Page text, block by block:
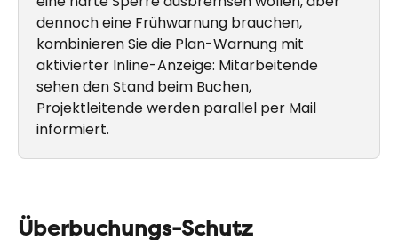
dennoch eine Frühwarnung brauchen,
kombinieren Sie die Plan-Warnung mit
aktivierter Inline-Anzeige: Mitarbeitende
sehen den Stand beim Buchen,
Projektleitende werden parallel per Mail
informiert.
Überbuchungs-Schutz